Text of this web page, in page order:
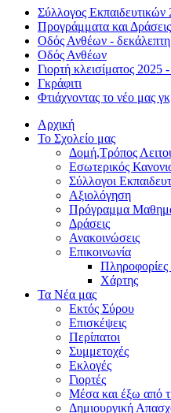
Σύλλογος Εκπαιδευτικών
Προγράμματα και
Οδός Ανθέων - δεκάλεπτη
Οδός Ανθέων
Γιορτή κλεισίματος 2025
Γκράφιτι
Φτιάχνοντας το νέο μας
Αρχική
Το Σχολείο μας
Δομή,Τρόπος
Εσωτερικός
Σύλλογοι
Αξιολόγηση
Πρόγραμμα
Δράσεις
Ανακοινώσεις
Επικοινωνία
Πληροφορίες
Χάρτης
Τα Νέα μας
Εκτός Σύρου
Επισκέψεις
Περίπατοι
Συμμετοχές
Εκλογές
Γιορτές
Μέσα και έξω από
Δημιουργική